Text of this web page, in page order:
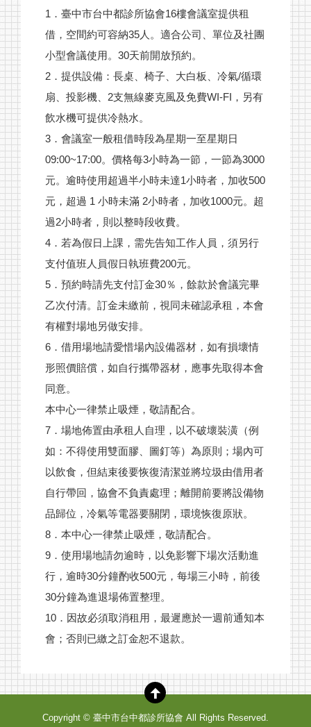
關於我們
最新消息
單位介紹
監理事名單
會員診所據點
會議室租借辦法相關須知
聯絡我們
1．臺中市台中都診所協會16樓會議室提供租
借，空間約可容納35人。適合公司、單位及社團
小型會議使用。30天前開放預約。
2．提供設備：長桌、椅子、大白板、冷氣/循環
扇、投影機、2支無線麥克風及免費WI-FI，另有
飲水機可提供冷熱水。
3．會議室一般租借時段為星期一至星期日
09:00~17:00。價格每3小時為一節，一節為3000
元。逾時使用超過半小時未達1小時者，加收500
元，超過 1 小時未滿 2小時者，加收1000元。超
過2小時者，則以整時段收費。
4．若為假日上課，需先告知工作人員，須另行
支付值班人員假日執班費200元。
5．預約時請先支付訂金30％，餘款於會議完畢
乙次付清。訂金未繳前，視同未確認承租，本會
有權對場地另做安排。
6．借用場地請愛惜場內設備器材，如有損壞情
形照價賠償，如自行攜帶器材，應事先取得本會
同意。
本中心一律禁止吸煙，敬請配合。
7．場地佈置由承租人自理，以不破壞裝潢（例
如：不得使用雙面膠、圖釘等）為原則；場內可
以飲食，但結束後要恢復清潔並將垃圾由借用者
自行帶回，協會不負責處理；離開前要將設備物
品歸位，冷氣等電器要關閉，環境恢復原狀。
8．本中心一律禁止吸煙，敬請配合。
9．使用場地請勿逾時，以免影響下場次活動進
行，逾時30分鐘酌收500元，每場三小時，前後
30分鐘為進退場佈置整理。
10．因故必須取消租用，最遲應於一週前通知本
會；否則已繳之訂金恕不退款。
Copyright © 臺中市台中都診所協會 All Rights Reserved.